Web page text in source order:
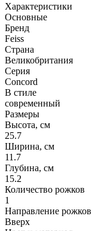
Характеристики
Основные
Бренд
Feiss
Страна
Великобритания
Серия
Concord
В стиле
современный
Размеры
Высота, см
25.7
Ширина, см
11.7
Глубина, см
15.2
Количество рожков
1
Направление рожков
Вверх